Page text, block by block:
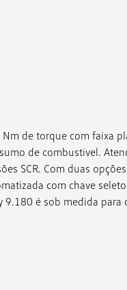
de torque com faixa
de combustível.
SCR. Com duas
com chave
9.180 é sob medida para